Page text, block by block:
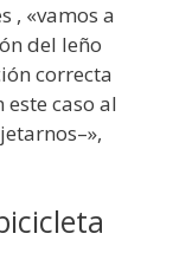
, «vamos a
del leño
correcta
caso al